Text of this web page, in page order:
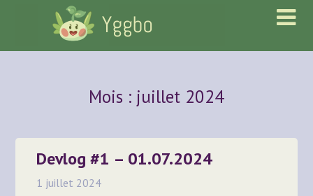
Mois : juillet 2024
Devlog #1 – 01.07.2024
1 juillet 2024